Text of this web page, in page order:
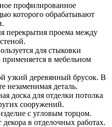
профилированное
которого обрабатывают
перекрытия проема между
для стыковки
в мебельном
узкий деревянный брусок. В
незаменимая деталь.
доска для отделки потолка
сооружений.
с угловым торцом.
декора в отделочных работах.